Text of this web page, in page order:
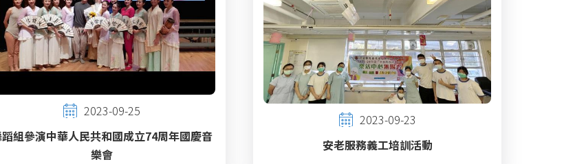
2023-09-25
組參演中華人民共和國成立74周年國慶音
樂會
2023-09-23
安老服務義工培訓活動